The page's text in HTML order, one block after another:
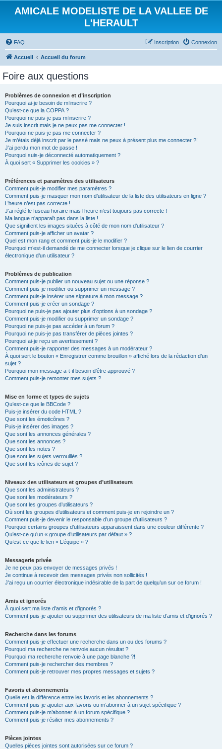
AMICALE MODELISTE DE LA VALLEE DE
L'HERAULT
FAQ Connexion
Inscription
Accueil Accueil du forum
Foire aux questions
Problèmes de connexion et d’inscription
Pourquoi ai-je besoin de m’inscrire ?
Qu’est-ce que la COPPA ?
Pourquoi ne puis-je pas m’inscrire ?
Je suis inscrit mais je ne peux pas me connecter !
Pourquoi ne puis-je pas me connecter ?
Je m’étais déjà inscrit par le passé mais ne peux à présent plus me connecter ?!
J’ai perdu mon mot de passe !
Pourquoi suis-je déconnecté automatiquement ?
À quoi sert « Supprimer les cookies » ?
Préférences et paramètres des utilisateurs
Comment puis-je modifier mes paramètres ?
Comment puis-je masquer mon nom d’utilisateur de la liste des utilisateurs en ligne ?
L’heure n’est pas correcte !
J’ai réglé le fuseau horaire mais l’heure n’est toujours pas correcte !
Ma langue n’apparaît pas dans la liste !
Que signifient les images situées à côté de mon nom d’utilisateur ?
Comment puis-je afficher un avatar ?
Quel est mon rang et comment puis-je le modifier ?
Pourquoi m’est-il demandé de me connecter lorsque je clique sur le lien de courrier
électronique d’un utilisateur ?
Problèmes de publication
Comment puis-je publier un nouveau sujet ou une réponse ?
Comment puis-je modifier ou supprimer un message ?
Comment puis-je insérer une signature à mon message ?
Comment puis-je créer un sondage ?
Pourquoi ne puis-je pas ajouter plus d’options à un sondage ?
Comment puis-je modifier ou supprimer un sondage ?
Pourquoi ne puis-je pas accéder à un forum ?
Pourquoi ne puis-je pas transférer de pièces jointes ?
Pourquoi ai-je reçu un avertissement ?
Comment puis-je rapporter des messages à un modérateur ?
À quoi sert le bouton « Enregistrer comme brouillon » affiché lors de la rédaction d’un
sujet ?
Pourquoi mon message a-t-il besoin d’être approuvé ?
Comment puis-je remonter mes sujets ?
Mise en forme et types de sujets
Qu’est-ce que le BBCode ?
Puis-je insérer du code HTML ?
Que sont les émoticônes ?
Puis-je insérer des images ?
Que sont les annonces générales ?
Que sont les annonces ?
Que sont les notes ?
Que sont les sujets verrouillés ?
Que sont les icônes de sujet ?
Niveaux des utilisateurs et groupes d’utilisateurs
Que sont les administrateurs ?
Que sont les modérateurs ?
Que sont les groupes d’utilisateurs ?
Où sont les groupes d’utilisateurs et comment puis-je en rejoindre un ?
Comment puis-je devenir le responsable d’un groupe d’utilisateurs ?
Pourquoi certains groupes d’utilisateurs apparaissent dans une couleur différente ?
Qu’est-ce qu’un « groupe d’utilisateurs par défaut » ?
Qu’est-ce que le lien « L’équipe » ?
Messagerie privée
Je ne peux pas envoyer de messages privés !
Je continue à recevoir des messages privés non sollicités !
J’ai reçu un courrier électronique indésirable de la part de quelqu’un sur ce forum !
Amis et ignorés
À quoi sert ma liste d’amis et d’ignorés ?
Comment puis-je ajouter ou supprimer des utilisateurs de ma liste d’amis et d’ignorés ?
Recherche dans les forums
Comment puis-je effectuer une recherche dans un ou des forums ?
Pourquoi ma recherche ne renvoie aucun résultat ?
Pourquoi ma recherche renvoie à une page blanche ?!
Comment puis-je rechercher des membres ?
Comment puis-je retrouver mes propres messages et sujets ?
Favoris et abonnements
Quelle est la différence entre les favoris et les abonnements ?
Comment puis-je ajouter aux favoris ou m’abonner à un sujet spécifique ?
Comment puis-je m’abonner à un forum spécifique ?
Comment puis-je résilier mes abonnements ?
Pièces jointes
Quelles pièces jointes sont autorisées sur ce forum ?